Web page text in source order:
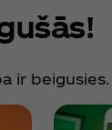
ir beigusies.